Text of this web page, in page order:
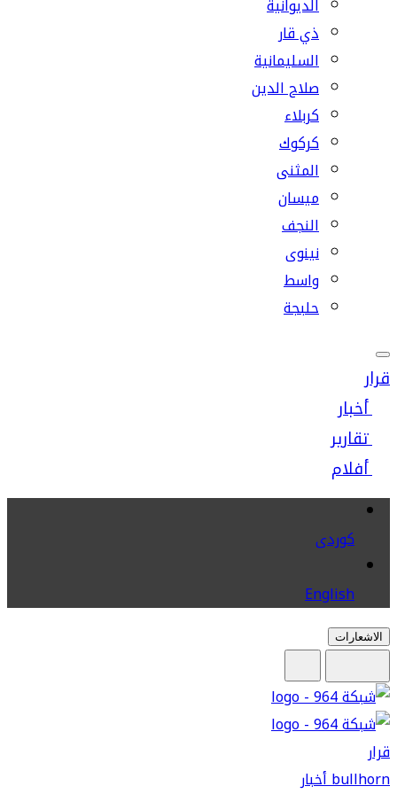
الديوانية
ذي قار
السليمانية
صلاح الدين
كربلاء
كركوك
المثنى
ميسان
النجف
نينوى
واسط
حلبجة
قرار
أخبار
تقارير
أفلام
كوردى
English
الاشعارات
قرار
bullhornأخبار